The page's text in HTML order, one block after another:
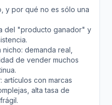
y por qué no es sólo una
del "producto ganador" y
demanda real,
de vender muchos
artículos con marcas
alta tasa de